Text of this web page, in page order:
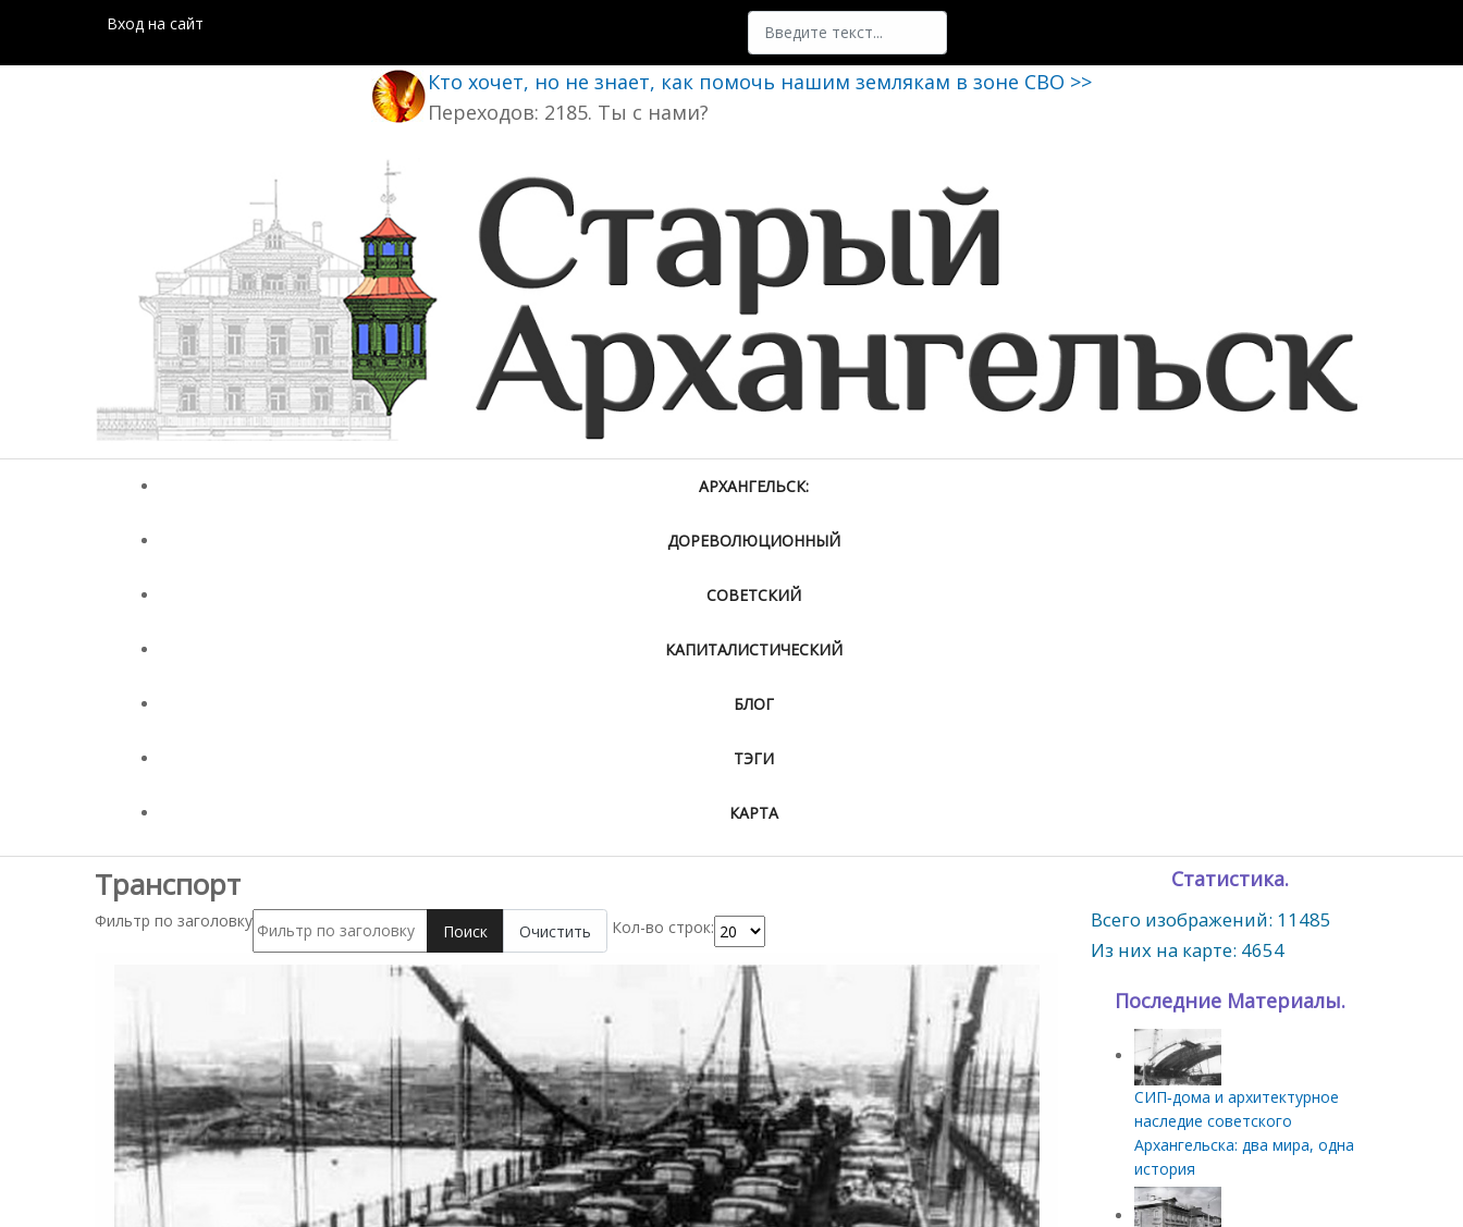
Вход на сайт Поиск
Кто хочет, но не знает, как помочь нашим землякам в зоне СВО >>
Переходов: 2185. Ты с нами?
АРХАНГЕЛЬСК:
ДОРЕВОЛЮЦИОННЫЙ
СОВЕТСКИЙ
КАПИТАЛИСТИЧЕСКИЙ
БЛОГ
ТЭГИ
КАРТА
Транспорт
Фильтр по заголовку Поиск Очистить Кол-во строк:
Статистика.
Всего изображений: 11485
Из них на карте: 4654
Последние Материалы.
СИП‑дома и архитектурное
наследие советского
Архангельска: два мира, одна
история